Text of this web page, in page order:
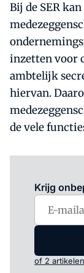
Bij de SER
inzetten voor
ambtelijk
hiervan.
de vele
Krijg
of 2